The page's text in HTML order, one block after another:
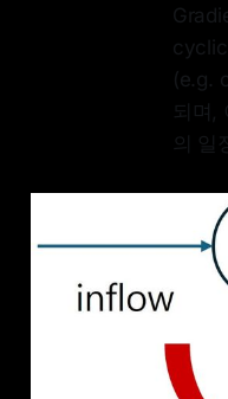
(e.g.
되며,
의 일